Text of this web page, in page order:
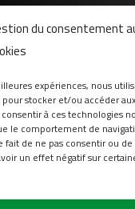
du consentement
expériences, nous
stocker et/ou accéder
à ces technologies
le comportement de
fait de ne pas consentir ou
un effet négatif sur
sur